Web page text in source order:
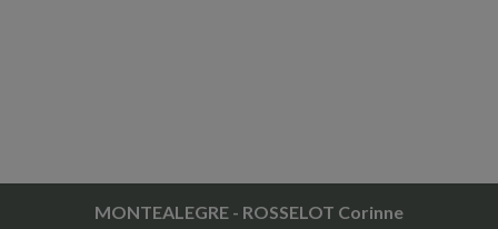
MONTEALEGRE - ROSSELOT Corinne